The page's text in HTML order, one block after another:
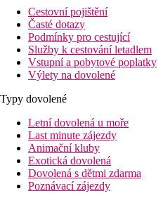
Cestovní pojištění
Časté dotazy
Podmínky pro cestující
Služby k cestování letadlem
Vstupní a pobytové poplatky
Výlety na dovolené
Typy dovolené
Letní dovolená u moře
Last minute zájezdy
Animační kluby
Exotická dovolená
Dovolená s dětmi zdarma
Poznávací zájezdy